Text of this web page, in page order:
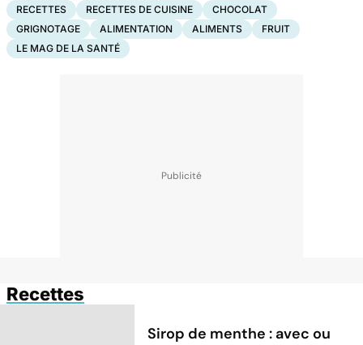
RECETTES RECETTES DE CUISINE
CHOCOLAT
GRIGNOTAGE
ALIMENTATION ALIMENTS
FRUIT
LE MAG DE LA SANTÉ
Recettes
Sirop de menthe : avec ou